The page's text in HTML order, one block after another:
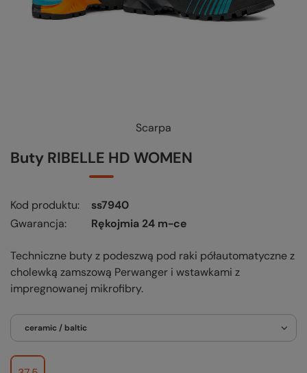
Scarpa
Buty RIBELLE HD WOMEN
Kod produktu
ss7940
Gwarancja
Rękojmia 24 m-ce
Techniczne buty z podeszwą pod raki półautomatyczne z
cholewką zamszową Perwanger i wstawkami z
impregnowanej mikrofibry.
ceramic / baltic